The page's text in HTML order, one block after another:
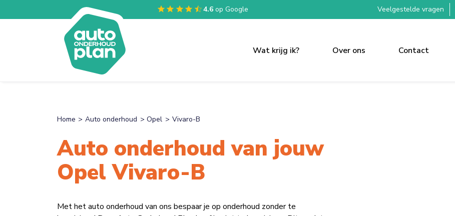
4.6 op Google Veelgestelde vragen
Wat krijg ik? Over ons Contact
Home Auto onderhoud Opel Vivaro-B
Auto onderhoud van jouw
Opel Vivaro-B
Met het auto onderhoud van ons bespaar je op onderhoud zonder te